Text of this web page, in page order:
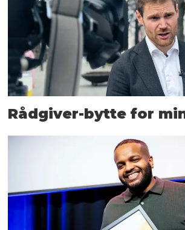
Rådgiver-bytte for